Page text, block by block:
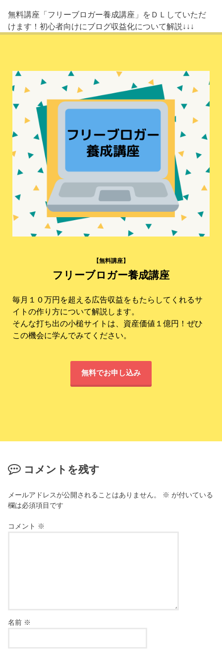
無料講座「フリーブロガー養成講座」をＤＬしていただ
けます！初心者向けにブログ収益化について解説↓↓↓
【無料講座】
フリーブロガー養成講座
毎月１０万円を超える広告収益をもたらしてくれるサ
イトの作り方について解説します。
そんな打ち出の小槌サイトは、資産価値１億円！ぜひ
この機会に学んでみてください。
無料でお申し込み
コメントを残す
メールアドレスが公開されることはありません。 ※ が付いている
欄は必須項目です
コメント ※
名前 ※